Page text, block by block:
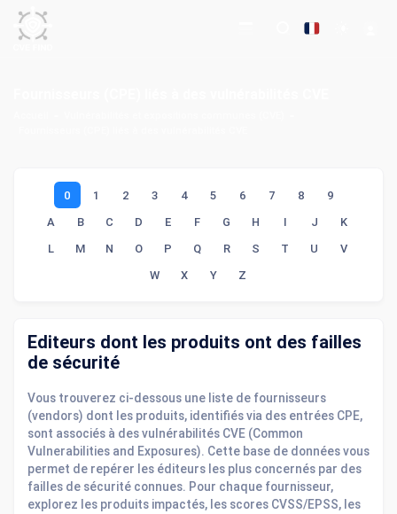
0 1 2 3 4 5 6 7 8
9
A
B C D E F G H I J
K
L
M N O P Q R S T U
V
W
X Y Z
Editeurs dont les produits ont des failles
de sécurité
Vous trouverez ci-dessous une liste de fournisseurs
(vendors) dont les produits, identifiés via des entrées CPE,
sont associés à des vulnérabilités CVE (Common
Vulnerabilities and Exposures). Cette base de données vous
permet de repérer les éditeurs les plus concernés par des
failles de sécurité connues. Pour chaque fournisseur,
explorez les produits impactés, les scores CVSS/EPSS, les